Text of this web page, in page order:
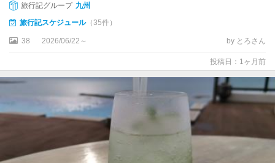
旅行記グループ 九州
旅行記スケジュール（35件）
38 2026/06/22～ by とろさん
投稿日：1ヶ月前